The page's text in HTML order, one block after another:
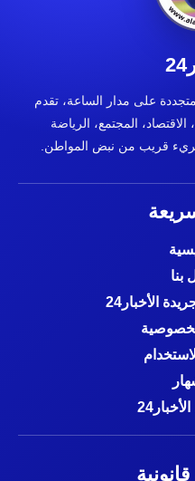
على مدار الساعة، تقدم
المجتمع، الرياضة
قريب من نبض المواطن.
بنا
الأخبار24